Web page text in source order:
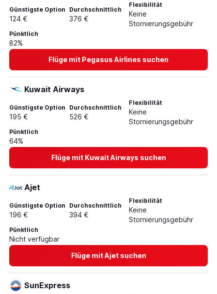
Günstigste Option
124 €
Durchschnittlich
376 €
Flexibilität
Keine
Stornierungsgebühr
Pünktlich
82%
Flüge mit Pegasus Airlines suchen
Kuwait Airways
Günstigste Option
195 €
Durchschnittlich
526 €
Flexibilität
Keine
Stornierungsgebühr
Pünktlich
64%
Flüge mit Kuwait Airways suchen
Ajet
Günstigste Option
196 €
Durchschnittlich
394 €
Flexibilität
Keine
Stornierungsgebühr
Pünktlich
Nicht verfügbar
Flüge mit Ajet suchen
SunExpress